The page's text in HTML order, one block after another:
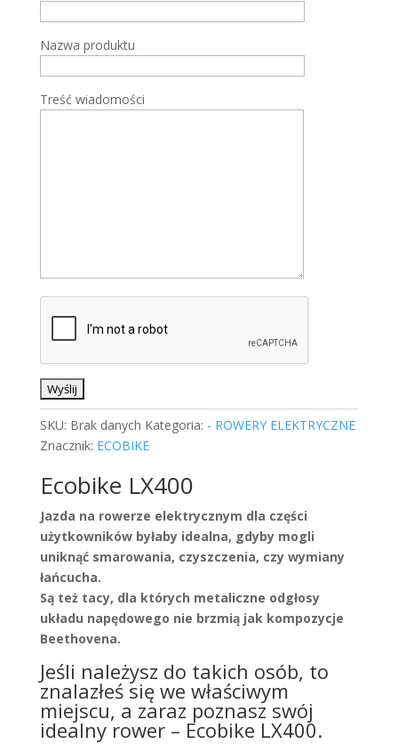
Nazwa produktu
Treść wiadomości
SKU: Brak danych Kategoria: - ROWERY ELEKTRYCZNE
Znacznik: ECOBIKE
Ecobike LX400
Jazda na rowerze elektrycznym dla części
użytkowników byłaby idealna, gdyby mogli
uniknąć smarowania, czyszczenia, czy wymiany
łańcucha.
Są też tacy, dla których metaliczne odgłosy
układu napędowego nie brzmią jak kompozycje
Beethovena.
Jeśli należysz do takich osób, to
znalazłeś się we właściwym
miejscu, a zaraz poznasz swój
idealny rower – Ecobike LX400.